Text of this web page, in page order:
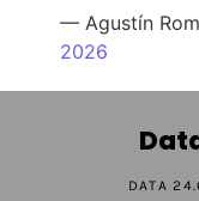
— Agustín
2026
DATA